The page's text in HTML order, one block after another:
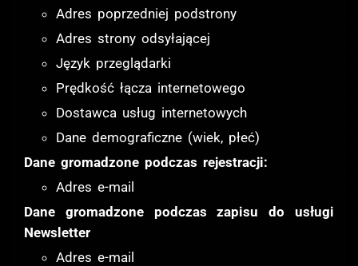
Adres poprzedniej podstrony
Adres strony odsyłającej
Język przeglądarki
Prędkość łącza internetowego
Dostawca usług internetowych
Dane demograficzne (wiek, płeć)
Dane gromadzone podczas rejestracji:
Adres e-mail
Dane gromadzone podczas zapisu do usługi
Newsletter
Adres e-mail